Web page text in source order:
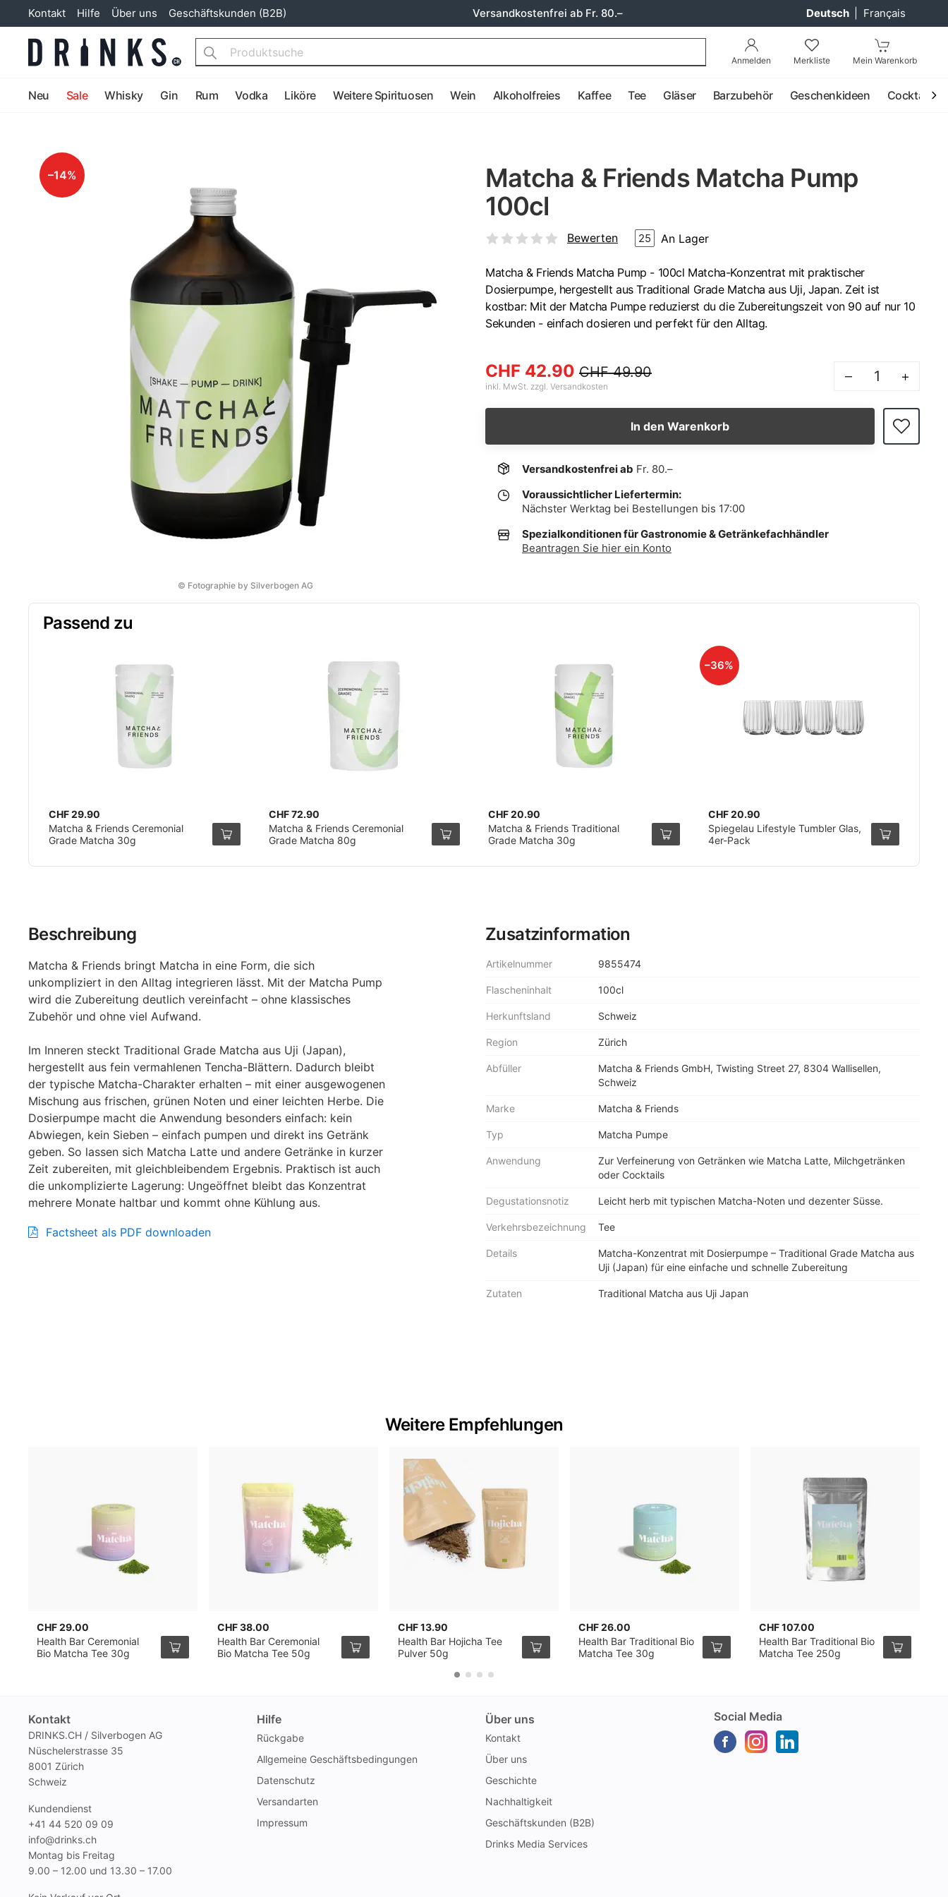
Kontakt Hilfe Über uns Geschäftskunden (B2B) Versandkostenfrei ab Fr. 80.– Deutsch Français
Anmelden Merkliste Mein Warenkorb
Search
Neu Sale Whisky Gin Rum Vodka Liköre Weitere Spirituosen Wein Alkoholfreies Kaffee Tee Gläser Barzubehör Geschenkideen Cocktail
–14%
© Fotographie by Silverbogen AG
Matcha & Friends Matcha Pump
100cl
Bewerten 25 An Lager
Matcha & Friends Matcha Pump - 100cl Matcha-Konzentrat mit praktischer
Dosierpumpe, hergestellt aus Traditional Grade Matcha aus Uji, Japan. Zeit ist
kostbar: Mit der Matcha Pumpe reduzierst du die Zubereitungszeit von 90 auf nur 10
Sekunden - einfach dosieren und perfekt für den Alltag.
CHF 42.90 CHF 49.90
inkl. MwSt. zzgl. Versandkosten
– +
In den Warenkorb
Versandkostenfrei ab Fr. 80.–
Voraussichtlicher Liefertermin:
Nächster Werktag bei Bestellungen bis 17:00
Spezialkonditionen für Gastronomie & Getränkefachhändler
Beantragen Sie hier ein Konto
Passend zu
CHF 29.90
Matcha & Friends Ceremonial
Grade Matcha 30g
CHF 72.90
Matcha & Friends Ceremonial
Grade Matcha 80g
CHF 20.90
Matcha & Friends Traditional
Grade Matcha 30g
–36%
CHF 20.90
Spiegelau Lifestyle Tumbler Glas,
4er-Pack
Beschreibung
Matcha & Friends bringt Matcha in eine Form, die sich
unkompliziert in den Alltag integrieren lässt. Mit der Matcha Pump
wird die Zubereitung deutlich vereinfacht – ohne klassisches
Zubehör und ohne viel Aufwand.
Im Inneren steckt Traditional Grade Matcha aus Uji (Japan),
hergestellt aus fein vermahlenen Tencha-Blättern. Dadurch bleibt
der typische Matcha-Charakter erhalten – mit einer ausgewogenen
Mischung aus frischen, grünen Noten und einer leichten Herbe. Die
Dosierpumpe macht die Anwendung besonders einfach: kein
Abwiegen, kein Sieben – einfach pumpen und direkt ins Getränk
geben. So lassen sich Matcha Latte und andere Getränke in kurzer
Zeit zubereiten, mit gleichbleibendem Ergebnis. Praktisch ist auch
die unkomplizierte Lagerung: Ungeöffnet bleibt das Konzentrat
mehrere Monate haltbar und kommt ohne Kühlung aus.
Factsheet als PDF downloaden
Zusatzinformation
Artikelnummer 9855474
Flascheninhalt 100cl
Herkunftsland Schweiz
Region Zürich
Abfüller
Matcha & Friends GmbH, Twisting Street 27, 8304 Wallisellen,
Schweiz
Marke Matcha & Friends
Typ Matcha Pumpe
Anwendung
Zur Verfeinerung von Getränken wie Matcha Latte, Milchgetränken
oder Cocktails
Degustationsnotiz Leicht herb mit typischen Matcha-Noten und dezenter Süsse.
Verkehrsbezeichnung Tee
Details
Matcha-Konzentrat mit Dosierpumpe – Traditional Grade Matcha aus
Uji (Japan) für eine einfache und schnelle Zubereitung
Zutaten Traditional Matcha aus Uji Japan
Weitere Empfehlungen
CHF 29.00
Health Bar Ceremonial
Bio Matcha Tee 30g
CHF 38.00
Health Bar Ceremonial
Bio Matcha Tee 50g
CHF 13.90
Health Bar Hojicha Tee
Pulver 50g
CHF 26.00
Health Bar Traditional Bio
Matcha Tee 30g
CHF 107.00
Health Bar Traditional Bio
Matcha Tee 250g
Kontakt
DRINKS.CH / Silverbogen AG
Nüschelerstrasse 35
8001 Zürich
Schweiz
Kundendienst
+41 44 520 09 09
info@drinks.ch
Montag bis Freitag
9.00 – 12.00 und 13.30 – 17.00
Hilfe
Rückgabe
Allgemeine Geschäftsbedingungen
Datenschutz
Versandarten
Impressum
Über uns
Kontakt
Über uns
Geschichte
Nachhaltigkeit
Geschäftskunden (B2B)
Drinks Media Services
Social Media